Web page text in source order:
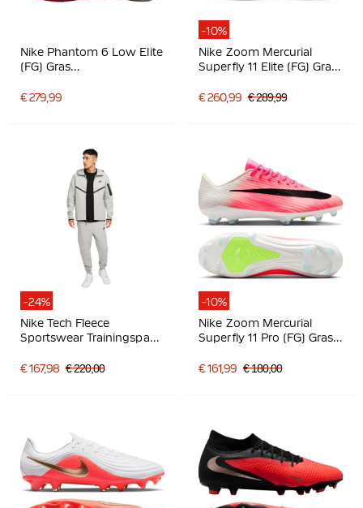
Nike Phantom 6 Low Elite
(FG) Gras
Felroze Zwart
€ 279,99
-10%
Nike Zoom Mercurial
Superfly 11 Elite (FG) Gras
Felgroen Zilvergrijs
€ 260,99 € 289,99
-24%
Nike Tech Fleece
Sportswear Trainingspak
€ 167,98 € 220,00
-10%
Nike Zoom Mercurial
Superfly 11 Pro (FG) Gras
Wit Zwart
€ 161,99 € 180,00